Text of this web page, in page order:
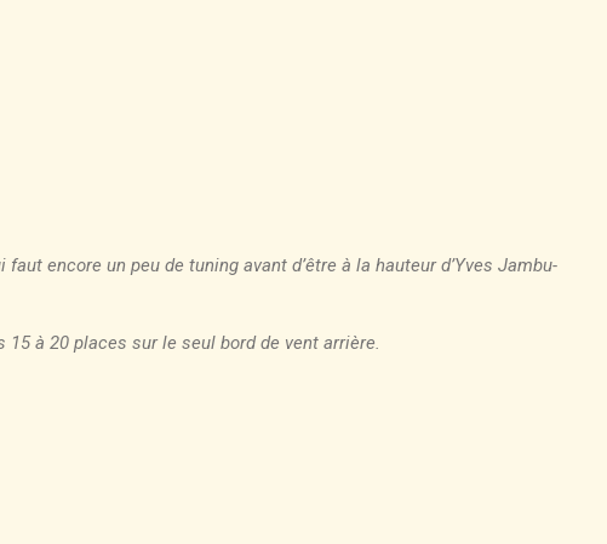
encore un peu de tuning avant d’être à la hauteur d’Yves Jambu-
à 20 places sur le seul bord de vent arrière.